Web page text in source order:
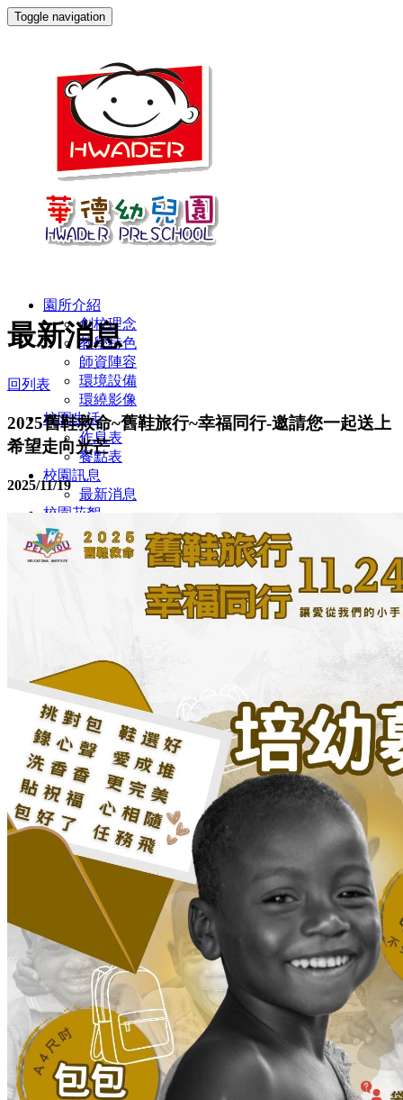
Toggle navigation
園所介紹
創校理念
教學特色
師資陣容
環境設備
環繞影像
校園生活
作息表
餐點表
校園訊息
最新消息
校園花絮
校園相簿
活動影片
入學須知
收退費標準
好站連結
培幼文教機構FB
華德YOUTUBE
細項教保公告
文章分享
嬰幼兒前膽教育資訊
衛教宣導
教師職訓花絮
家長回饋分享區
徵才專區
課程分享
主題美術
最新消息
回列表
2025舊鞋救命~舊鞋旅行~幸福同行-邀請您一起送上
希望走向光芒
2025/11/19